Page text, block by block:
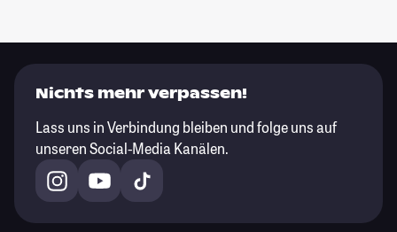
Nichts mehr verpassen!
Lass uns in Verbindung bleiben und folge uns auf
unseren Social-Media Kanälen.